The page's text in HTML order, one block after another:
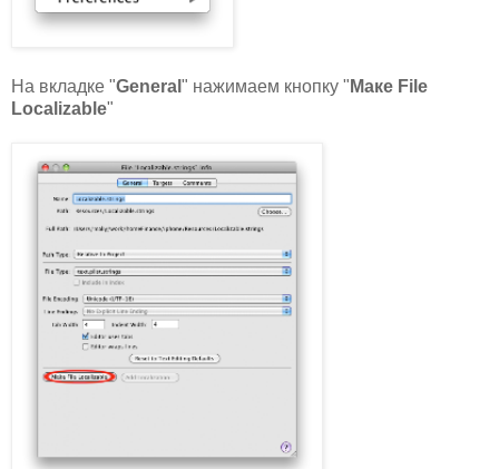
На вкладке "General " нажимаем кнопку " Маке File
Localizable"